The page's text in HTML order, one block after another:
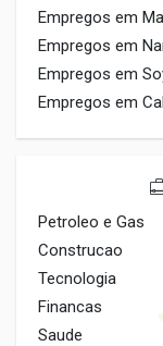
Empregos em
Empregos em
Empregos em
Empregos em
Petroleo e Gas
Construcao
Tecnologia
Financas
Saude